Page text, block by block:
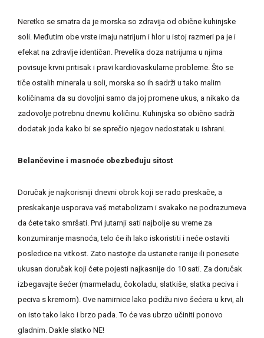
Neretko se smatra da je morska so zdravija od obične kuhinjske
soli. Međutim obe vrste imaju natrijum i hlor u istoj razmeri pa je i
efekat na zdravlje identičan. Prevelika doza natrijuma u njima
povisuje krvni pritisak i pravi kardiovaskularne probleme. Što se
tiče ostalih minerala u soli, morska so ih sadrži u tako malim
količinama da su dovoljni samo da joj promene ukus, a nikako da
zadovolje potrebnu dnevnu količinu. Kuhinjska so obično sadrži
dodatak joda kako bi se sprečio njegov nedostatak u ishrani.
Belančevine i masnoće obezbeđuju sitost
Doručak je najkorisniji dnevni obrok koji se rado preskače, a
preskakanje usporava vaš metabolizam i svakako ne podrazumeva
da ćete tako smršati. Prvi jutarnji sati najbolje su vreme za
konzumiranje masnoća, telo će ih lako iskoristiti i neće ostaviti
posledice na vitkost. Zato nastojte da ustanete ranije ili ponesete
ukusan doručak koji ćete pojesti najkasnije do 10 sati. Za doručak
izbegavajte šećer (marmeladu, čokoladu, slatkiše, slatka peciva i
peciva s kremom). Ove namirnice lako podižu nivo šećera u krvi, ali
on isto tako lako i brzo pada. To će vas ubrzo učiniti ponovo
gladnim. Dakle slatko NE!